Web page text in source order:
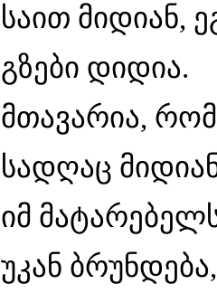
საით მიდიან,
გზები დიდია.
მთავარია,
სადღაც
იმ
უკან ბრუნდება,